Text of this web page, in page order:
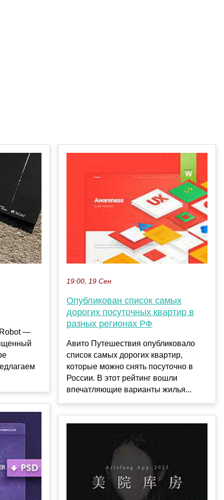
—
19:00, 19 Сен
Опубликован список самых
дорогих посуточных квартир в
разных регионах РФ
Авито Путешествия опубликовало
список самых дорогих квартир,
которые можно снять посуточно в
России. В этот рейтинг вошли
впечатляющие варианты жилья...